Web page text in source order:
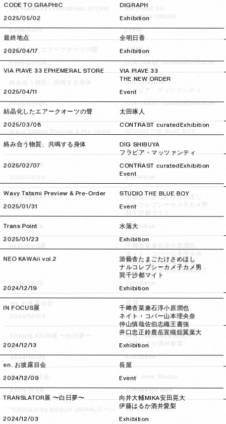
CODE TO GRAPHIC DIGRAPH
2025/05/02
2025/05/02 Exhibition
最終地点 全明日香
2025/04/17
2025/04/17 Exhibition
VIA PIAVE 33 EPHEMERAL STORE VIA PIAVE 33
THE NEW ORDER
2025/04/11
2025/04/11 Event
結晶化したエアークオーツの聲 太田琢人
2025/03/08
2025/03/08 CONTRAST curatedExhibition
絡み合う物質、共鳴する身体 DIG SHIBUYA
フラビア・マッツァンティ
2025/02/07
2025/02/07 CONTRAST curatedExhibition
Event
Wavy Tatami Preview & Pre-Order STUDIO THE BLUE BOY
2025/01/31
2025/01/31 Event
Trans Point 水落大
2025/01/23
2025/01/23 Exhibition
NEO KAWAii vol.2 游藝舎たまごたけさめほし
ナルコレプシーカメ子カメ男
巽千沙都マイト
2024/12/19
2024/12/19 Exhibition
IN FOCUS展 千﨑杏菜兼石淳小原潤也
ネイト・コバー山本理央奈
仲山慎哉佐伯志織王書強
井口忠正鈴鹿岳宣槻舘翼葉大
2024/12/13
2024/12/13 Exhibition
en. お披露目会 長屋
2024/12/09
2024/12/09 Event
TRANSLATOR展 〜白日夢〜 向井大輔MIKA安田晃大
伊藤はるか酒井愛梨
2024/12/03
2024/12/03 Exhibition
VIA PIAVE 33 EPHEMERAL STORE VIA PIAVE 33
THE NEW ORDER
2025/04/11
2025/04/11 Event
結晶化したエアークオーツの聲 太田琢人
2025/03/08
2025/03/08 CONTRAST curatedExhibition
DIG SHIBUYA
フラビア・マッツァンティ
2025/02/07
2025/02/07 CONTRAST curatedExhibition
Event
Wavy Tatami Preview & Pre-Order STUDIO THE BLUE BOY
2025/01/31
2025/01/31 Event
Trans Point 水落大
Exhibition
NEO KAWAii vol.2 游藝舎 たまごたけ さめほし
ナルコレプシー カメ子カメ男
2024/12/19
2024/12/19 Exhibition
IN FOCUS展 千﨑杏菜 兼石淳
ネイト・コバー
仲山慎哉佐伯志織王書強
井口忠正鈴鹿岳宣槻舘翼葉大
2024/12/13
2024/12/13
en. お披露目会 長屋
Event
TRANSLATOR展 〜白日夢〜 向井大輔MIKA安田晃大
伊藤はるか
2024/12/03
2024/12/03 Exhibition
展示 & 受注会 Haa Jime Studio
2024/11/29
2024/11/29 ExhibitionEvent
「EXOGLO by MESCH JAPAN」ローン
チイベント
MESCH JAPAN